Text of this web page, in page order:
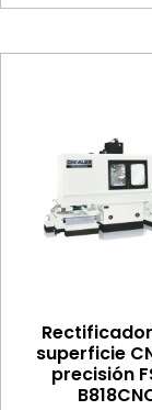
superficie
precisión